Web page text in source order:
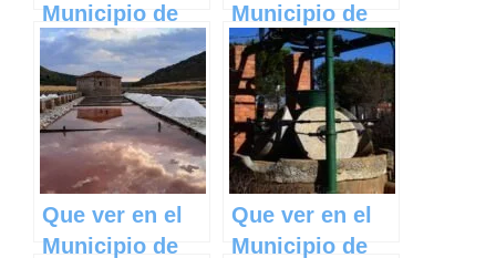
Municipio de
Fontanar en
Castilla La
Mancha
Municipio de
Valdemanco
del Esteras en
Castilla La
Mancha
Que ver en el
Municipio de
Que ver en el
Municipio de